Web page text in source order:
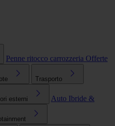
Penne ritocco carrozzeria Offerte
Trasporto
esterni Auto Ibride &